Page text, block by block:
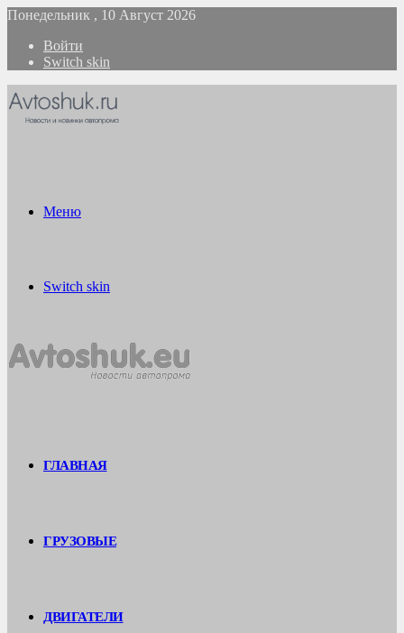
Понедельник , 10 Август 2026
Войти
Switch skin
Меню
Switch skin
ГЛАВНАЯ
ГРУЗОВЫЕ
ДВИГАТЕЛИ